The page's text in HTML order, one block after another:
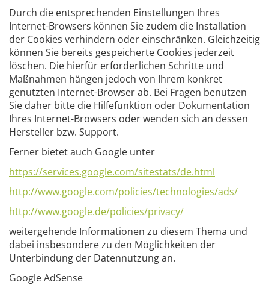
Durch die entsprechenden Einstellungen Ihres
Internet-Browsers können Sie zudem die Installation
der Cookies verhindern oder einschränken. Gleichzeitig
können Sie bereits gespeicherte Cookies jederzeit
löschen. Die hierfür erforderlichen Schritte und
Maßnahmen hängen jedoch von Ihrem konkret
genutzten Internet-Browser ab. Bei Fragen benutzen
Sie daher bitte die Hilfefunktion oder Dokumentation
Ihres Internet-Browsers oder wenden sich an dessen
Hersteller bzw. Support.
Ferner bietet auch Google unter
https://services.google.com/sitestats/de.html
http://www.google.com/policies/technologies/ads/
http://www.google.de/policies/privacy/
weitergehende Informationen zu diesem Thema und
dabei insbesondere zu den Möglichkeiten der
Unterbindung der Datennutzung an.
Google AdSense